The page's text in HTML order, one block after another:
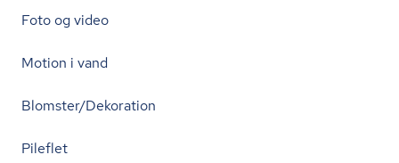
Foto og video
Motion i vand
Blomster/Dekoration
Pileflet